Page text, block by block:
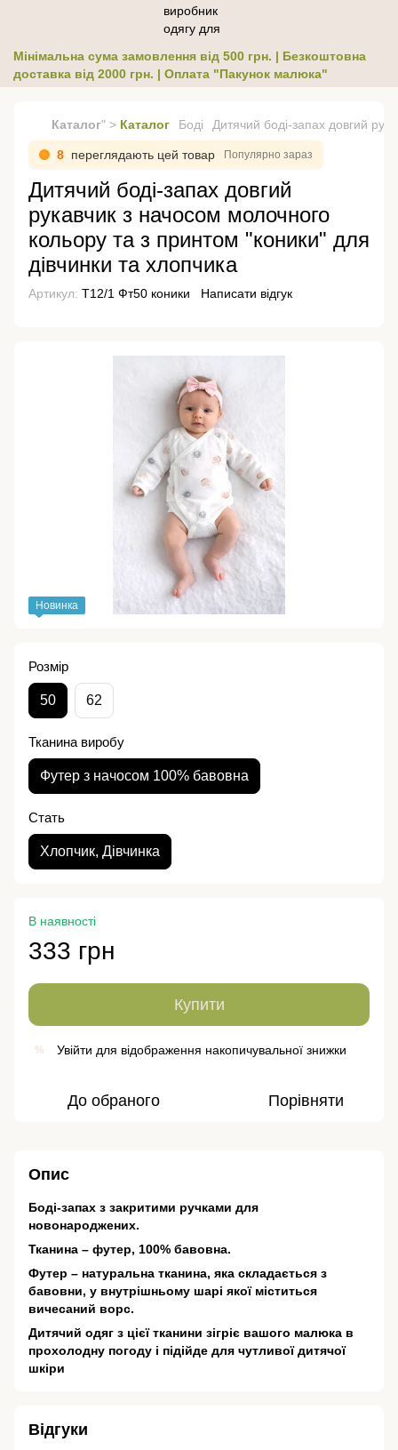
Мінімальна сума замовлення від 500 грн. | Безкоштовна
доставка від 2000 грн. | Оплата "Пакунок малюка"
Каталог" > Каталог Боді Дитячий боді-запах довгий
8 переглядають цей товар Популярно зараз
Дитячий боді-запах довгий
рукавчик з начосом молочного
кольору та з принтом "коники" для
дівчинки та хлопчика
Артикул: Т12/1 Фт50 коники Написати відгук
Новинка
Розмір
50 62
Тканина виробу
Футер з начосом 100% бавовна
Стать
Хлопчик, Дівчинка
В наявності
333 грн
Купити
% Увійти для відображення накопичувальної знижки
До обраного Порівняти
Опис
Боді-запах з закритими ручками для
новонароджених.
Тканина – футер, 100% бавовна.
Футер – натуральна тканина, яка складається з
бавовни, у внутрішньому шарі якої міститься
вичесаний ворс.
Дитячий одяг з цієї тканини зігріє вашого малюка в
прохолодну погоду і підійде для чутливої ​​дитячої
шкіри
Відгуки